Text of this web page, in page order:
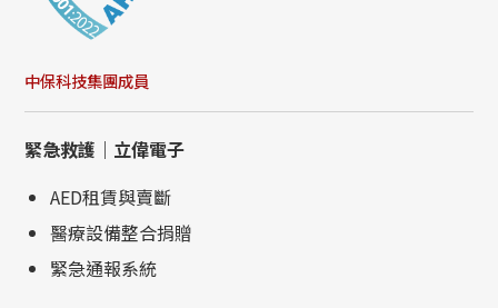
中保科技集團成員
緊急救護｜立偉電子
AED租賃與賣斷
醫療設備整合捐贈
緊急通報系統